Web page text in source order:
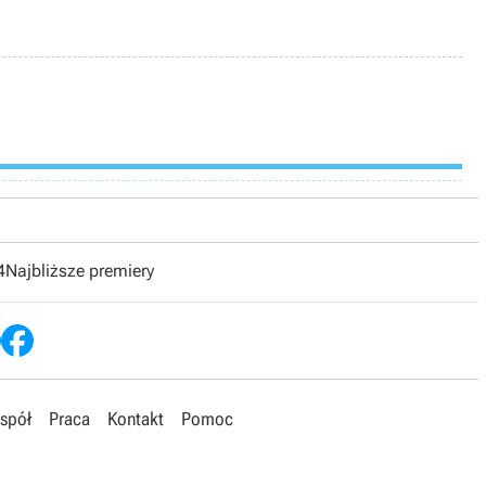
Najbliższe premiery
Praca Kontakt Pomoc